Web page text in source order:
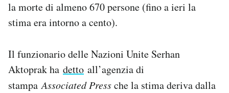
la morte di almeno 670 persone (fino a ieri la
stima era intorno a cento).
Il funzionario delle Nazioni Unite Serhan
Aktoprak ha detto all’agenzia di
stampaAssociated Pressche la stima deriva dalla